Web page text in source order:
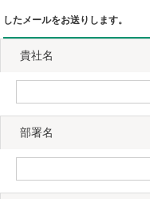
したメールをお送りします。
貴社名
部署名